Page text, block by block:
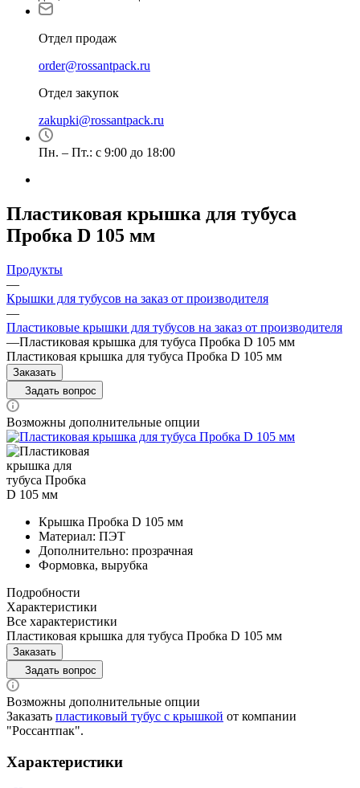
Отдел продаж
order@rossantpack.ru
Отдел закупок
zakupki@rossantpack.ru
Пн. – Пт.: с 9:00 до 18:00
Пластиковая крышка для тубуса
Пробка D 105 мм
Продукты
—
Крышки для тубусов на заказ от производителя
—
Пластиковые крышки для тубусов на заказ от производителя
—Пластиковая крышка для тубуса Пробка D 105 мм
Пластиковая крышка для тубуса Пробка D 105 мм
Заказать
Задать вопрос
Возможны дополнительные опции
Крышка Пробка D 105 мм
Материал: ПЭТ
Дополнительно: прозрачная
Формовка, вырубка
Подробности
Характеристики
Все характеристики
Пластиковая крышка для тубуса Пробка D 105 мм
Заказать
Задать вопрос
Возможны дополнительные опции
Заказать пластиковый тубус с крышкой от компании
"Россантпак".
Характеристики